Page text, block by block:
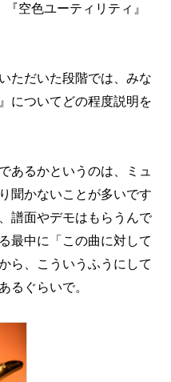
空色ユーティリティ』
ただいた段階では、みな
についてどの程度説明を
あるかというのは、ミュ
聞かないことが多いです
譜面やデモはもらうんで
最中に「この曲に対して
ら、こういうふうにして
るぐらいで。